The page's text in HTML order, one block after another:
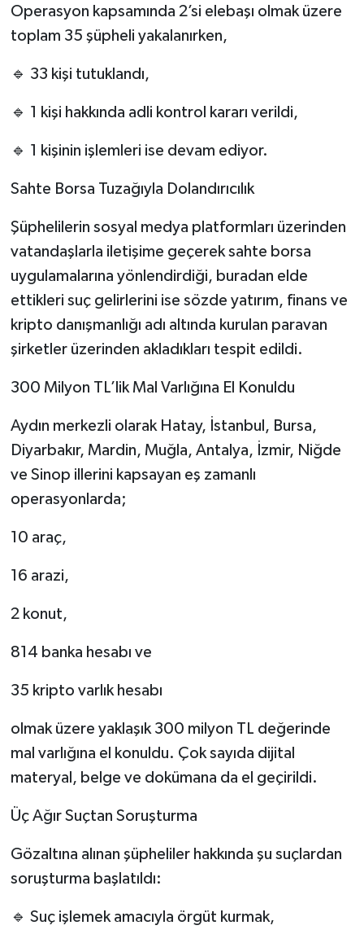
Operasyon kapsamında 2’si elebaşı olmak üzere
toplam 35 şüpheli yakalanırken,
🔹 33 kişi tutuklandı,
🔹 1 kişi hakkında adli kontrol kararı verildi,
🔹 1 kişinin işlemleri ise devam ediyor.
Sahte Borsa Tuzağıyla Dolandırıcılık
Şüphelilerin sosyal medya platformları üzerinden
vatandaşlarla iletişime geçerek sahte borsa
uygulamalarına yönlendirdiği, buradan elde
ettikleri suç gelirlerini ise sözde yatırım, finans ve
kripto danışmanlığı adı altında kurulan paravan
şirketler üzerinden akladıkları tespit edildi.
300 Milyon TL’lik Mal Varlığına El Konuldu
Aydın merkezli olarak Hatay, İstanbul, Bursa,
Diyarbakır, Mardin, Muğla, Antalya, İzmir, Niğde
ve Sinop illerini kapsayan eş zamanlı
operasyonlarda;
10 araç,
16 arazi,
2 konut,
814 banka hesabı ve
35 kripto varlık hesabı
olmak üzere yaklaşık 300 milyon TL değerinde
mal varlığına el konuldu. Çok sayıda dijital
materyal, belge ve dokümana da el geçirildi.
Üç Ağır Suçtan Soruşturma
Gözaltına alınan şüpheliler hakkında şu suçlardan
soruşturma başlatıldı:
🔹 Suç işlemek amacıyla örgüt kurmak,